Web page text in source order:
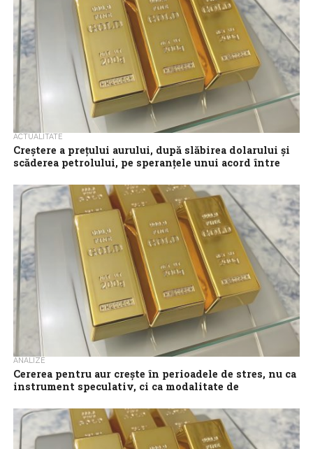
ACTUALITATE
Creştere a preţului aurului, după slăbirea dolarului şi
scăderea petrolului, pe speranţele unui acord între
Preţul aurului a crescut cu peste 1% luni, pe fondul optimismului
privind un posibil acord de pace între Statele Unite şi Iran,...
ANALIZE
Cererea pentru aur crește în perioadele de stres, nu ca
instrument speculativ, ci ca modalitate de
Aurul s-a stabilizat în intervalul 4.500 – 4.700 dolari pe uncie în
ultima săptămână, semnalând o etapă de calmare după creșterile
rapide...